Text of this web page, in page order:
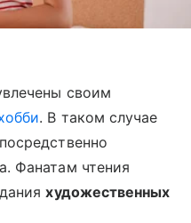
своим
. В таком случае
Фанатам чтения
художественных